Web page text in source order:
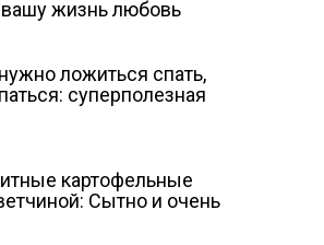
вашу жизнь любовь
ложиться спать,
суперполезная
картофельные
Сытно и очень